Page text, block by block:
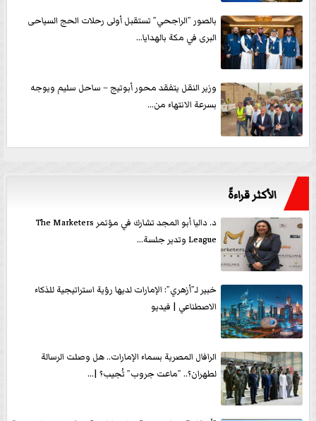
بالصور ”الراجحي” تستقبل أولى رحلات الحج السياحى
البرى في مكة بالهدايا...
وزير النقل يتفقد محور أبوتيج – ساحل سليم ويوجه
بسرعة الانتهاء من...
الأكثر قراءةً
د. داليا أبو المجد تشارك في مؤتمر The Marketers
League وتدير جلسة...
خبير لـ”أزهري”: الإمارات لديها رؤية استراتيجية للذكاء
الاصطناعي | فيديو
الرافال المصرية بسماء الإمارات.. هل وصلت الرسالة
لطهران؟.. ”ماعت جروب” تُجيب؟ |...